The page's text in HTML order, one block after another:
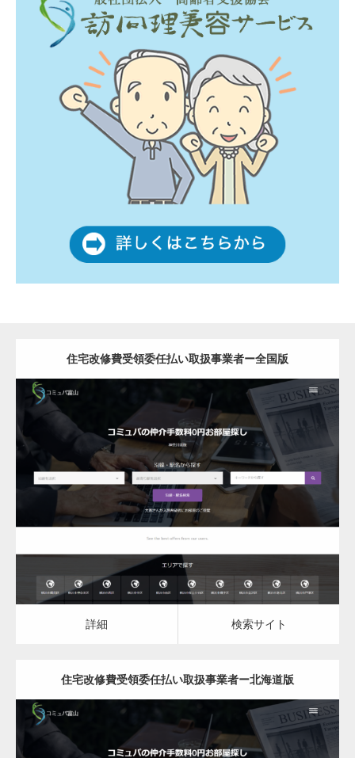
住宅改修費受領委任払い取扱事業者ー全国版
更新日： 2023.07.16
住宅改修費受領委任払い取扱事業者
詳細 検索サイト
詳細 検索サイト
住宅改修費受領委任払い取扱事業者ー北海道版